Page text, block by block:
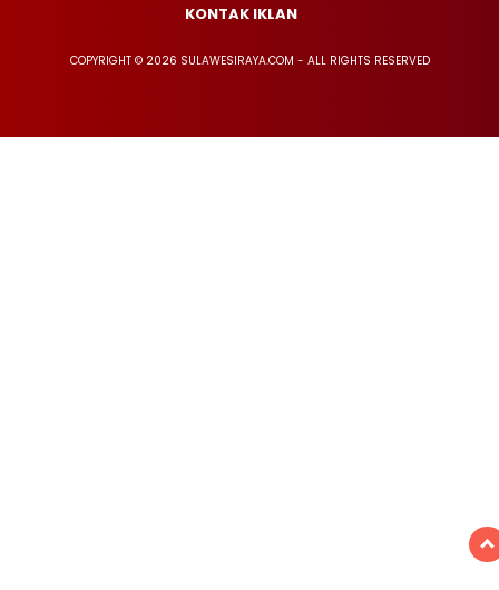
KONTAK IKLAN
COPYRIGHT © 2026 SULAWESIRAYA.COM - ALL RIGHTS RESERVED